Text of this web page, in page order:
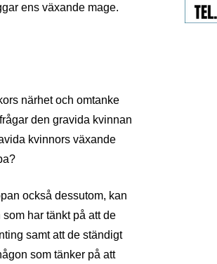
ens växande mage.
närhet och omtanke
den gravida kvinnan
kvinnors växande
också dessutom, kan
har tänkt på att de
samt att de ständigt
som tänker på att